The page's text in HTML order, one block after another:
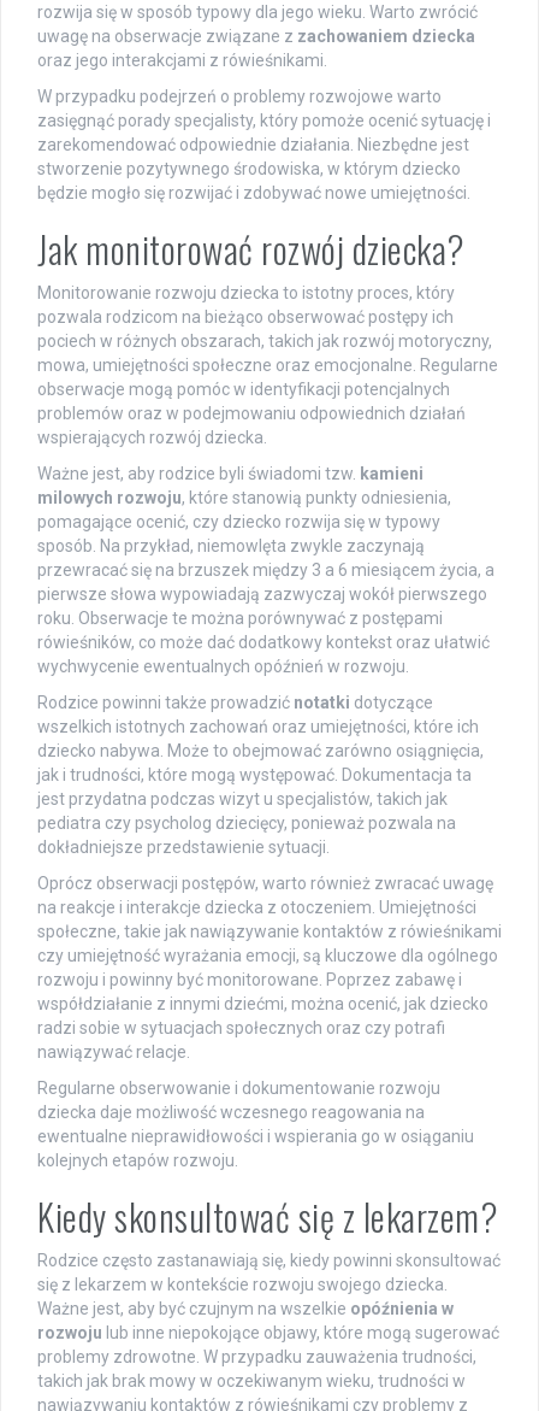
rozwija się w sposób typowy dla jego wieku. Warto zwrócić
uwagę na obserwacje związane z zachowaniem dziecka
oraz jego interakcjami z rówieśnikami.
W przypadku podejrzeń o problemy rozwojowe warto
zasięgnąć porady specjalisty, który pomoże ocenić sytuację i
zarekomendować odpowiednie działania. Niezbędne jest
stworzenie pozytywnego środowiska, w którym dziecko
będzie mogło się rozwijać i zdobywać nowe umiejętności.
Jak monitorować rozwój dziecka?
Monitorowanie rozwoju dziecka to istotny proces, który
pozwala rodzicom na bieżąco obserwować postępy ich
pociech w różnych obszarach, takich jak rozwój motoryczny,
mowa, umiejętności społeczne oraz emocjonalne. Regularne
obserwacje mogą pomóc w identyfikacji potencjalnych
problemów oraz w podejmowaniu odpowiednich działań
wspierających rozwój dziecka.
Ważne jest, aby rodzice byli świadomi tzw. kamieni
milowych rozwoju, które stanowią punkty odniesienia,
pomagające ocenić, czy dziecko rozwija się w typowy
sposób. Na przykład, niemowlęta zwykle zaczynają
przewracać się na brzuszek między 3 a 6 miesiącem życia, a
pierwsze słowa wypowiadają zazwyczaj wokół pierwszego
roku. Obserwacje te można porównywać z postępami
rówieśników, co może dać dodatkowy kontekst oraz ułatwić
wychwycenie ewentualnych opóźnień w rozwoju.
Rodzice powinni także prowadzić notatki dotyczące
wszelkich istotnych zachowań oraz umiejętności, które ich
dziecko nabywa. Może to obejmować zarówno osiągnięcia,
jak i trudności, które mogą występować. Dokumentacja ta
jest przydatna podczas wizyt u specjalistów, takich jak
pediatra czy psycholog dziecięcy, ponieważ pozwala na
dokładniejsze przedstawienie sytuacji.
Oprócz obserwacji postępów, warto również zwracać uwagę
na reakcje i interakcje dziecka z otoczeniem. Umiejętności
społeczne, takie jak nawiązywanie kontaktów z rówieśnikami
czy umiejętność wyrażania emocji, są kluczowe dla ogólnego
rozwoju i powinny być monitorowane. Poprzez zabawę i
współdziałanie z innymi dziećmi, można ocenić, jak dziecko
radzi sobie w sytuacjach społecznych oraz czy potrafi
nawiązywać relacje.
Regularne obserwowanie i dokumentowanie rozwoju
dziecka daje możliwość wczesnego reagowania na
ewentualne nieprawidłowości i wspierania go w osiąganiu
kolejnych etapów rozwoju.
Kiedy skonsultować się z lekarzem?
Rodzice często zastanawiają się, kiedy powinni skonsultować
się z lekarzem w kontekście rozwoju swojego dziecka.
Ważne jest, aby być czujnym na wszelkie opóźnienia w
rozwoju lub inne niepokojące objawy, które mogą sugerować
problemy zdrowotne. W przypadku zauważenia trudności,
takich jak brak mowy w oczekiwanym wieku, trudności w
nawiązywaniu kontaktów z rówieśnikami czy problemy z